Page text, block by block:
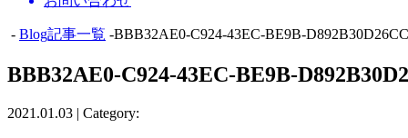
- Blog記事一覧 -BBB32AE0-C924-43EC-BE9B-D892B30D26CC
BBB32AE0-C924-43EC-BE9B-
2021.01.03 | Category: